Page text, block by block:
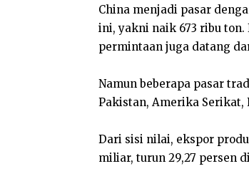
China menjadi pasar
ini, yakni naik 673 ribu
permintaan juga datang
Namun beberapa pasar
Pakistan, Amerika Serikat,
Dari sisi nilai, ekspor
miliar, turun 29,27 persen